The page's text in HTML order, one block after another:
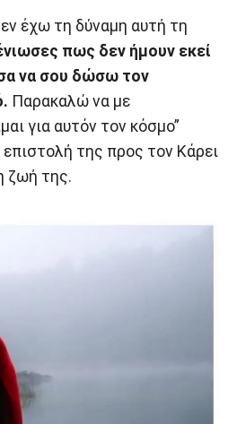
έχω τη δύναμη αυτή τη
πως δεν ήμουν εκεί
να σου δώσω τον
Παρακαλώ να με
για αυτόν τον κόσμο”
της προς τον Κάρει
ζωή της.